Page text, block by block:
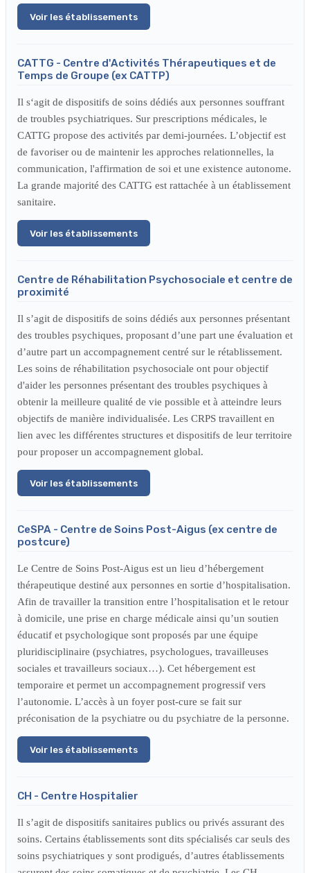
Voir les établissements
CATTG - Centre d'Activités Thérapeutiques et de
Temps de Groupe (ex CATTP)
Il s‘agit de dispositifs de soins dédiés aux personnes souffrant
de troubles psychiatriques. Sur prescriptions médicales, le
CATTG propose des activités par demi-journées. L’objectif est
de favoriser ou de maintenir les approches relationnelles, la
communication, l'affirmation de soi et une existence autonome.
La grande majorité des CATTG est rattachée à un établissement
sanitaire.
Voir les établissements
Centre de Réhabilitation Psychosociale et centre de
proximité
Il s’agit de dispositifs de soins dédiés aux personnes présentant
des troubles psychiques, proposant d’une part une évaluation et
d’autre part un accompagnement centré sur le rétablissement.
Les soins de réhabilitation psychosociale ont pour objectif
d'aider les personnes présentant des troubles psychiques à
obtenir la meilleure qualité de vie possible et à atteindre leurs
objectifs de manière individualisée. Les CRPS travaillent en
lien avec les différentes structures et dispositifs de leur territoire
pour proposer un accompagnement global.
Voir les établissements
CeSPA - Centre de Soins Post-Aigus (ex centre de
postcure)
Le Centre de Soins Post-Aigus est un lieu d’hébergement
thérapeutique destiné aux personnes en sortie d’hospitalisation.
Afin de travailler la transition entre l’hospitalisation et le retour
à domicile, une prise en charge médicale ainsi qu’un soutien
éducatif et psychologique sont proposés par une équipe
pluridisciplinaire (psychiatres, psychologues, travailleuses
sociales et travailleurs sociaux…). Cet hébergement est
temporaire et permet un accompagnement progressif vers
l’autonomie. L’accès à un foyer post-cure se fait sur
préconisation de la psychiatre ou du psychiatre de la personne.
Voir les établissements
CH - Centre Hospitalier
Il s’agit de dispositifs sanitaires publics ou privés assurant des
soins. Certains établissements sont dits spécialisés car seuls des
soins psychiatriques y sont prodigués, d’autres établissements